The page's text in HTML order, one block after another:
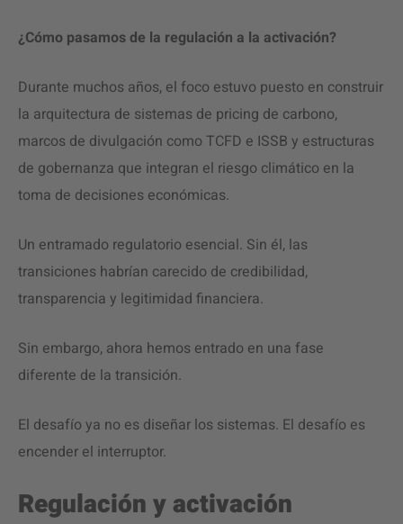
¿Cómo pasamos de la regulación a la activación?
Durante muchos años, el foco estuvo puesto en construir
la arquitectura de sistemas de pricing de carbono,
marcos de divulgación como TCFD e ISSB y estructuras
de gobernanza que integran el riesgo climático en la
toma de decisiones económicas.
Un entramado regulatorio esencial. Sin él, las
transiciones habrían carecido de credibilidad,
transparencia y legitimidad financiera.
Sin embargo, ahora hemos entrado en una fase
diferente de la transición.
El desafío ya no es diseñar los sistemas. El desafío es
encender el interruptor.
Regulación y activación